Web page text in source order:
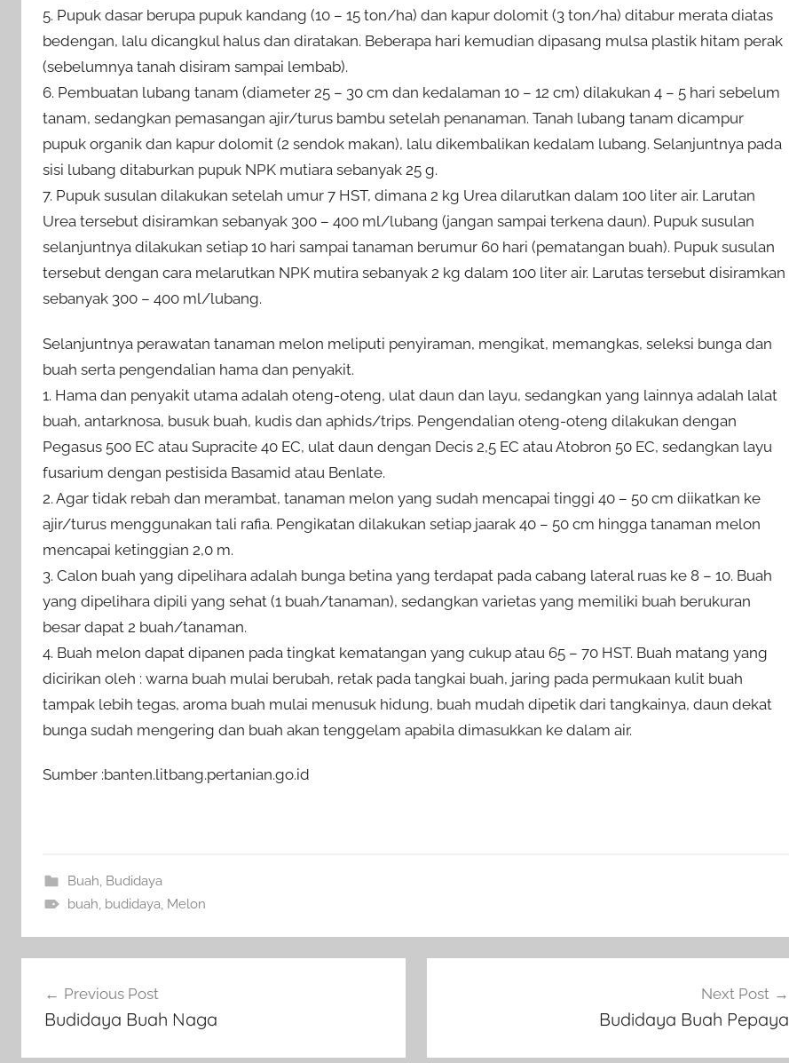
5. Pupuk dasar berupa pupuk kandang (10 – 15 ton/ha) dan kapur dolomit (3 ton/ha) ditabur merata diatas
bedengan, lalu dicangkul halus dan diratakan. Beberapa hari kemudian dipasang mulsa plastik hitam perak
(sebelumnya tanah disiram sampai lembab).
6. Pembuatan lubang tanam (diameter 25 – 30 cm dan kedalaman 10 – 12 cm) dilakukan 4 – 5 hari sebelum
tanam, sedangkan pemasangan ajir/turus bambu setelah penanaman. Tanah lubang tanam dicampur
pupuk organik dan kapur dolomit (2 sendok makan), lalu dikembalikan kedalam lubang. Selanjuntnya pada
sisi lubang ditaburkan pupuk NPK mutiara sebanyak 25 g.
7. Pupuk susulan dilakukan setelah umur 7 HST, dimana 2 kg Urea dilarutkan dalam 100 liter air. Larutan
Urea tersebut disiramkan sebanyak 300 – 400 ml/lubang (jangan sampai terkena daun). Pupuk susulan
selanjuntnya dilakukan setiap 10 hari sampai tanaman berumur 60 hari (pematangan buah). Pupuk susulan
tersebut dengan cara melarutkan NPK mutira sebanyak 2 kg dalam 100 liter air. Larutas tersebut disiramkan
sebanyak 300 – 400 ml/lubang.
Selanjuntnya perawatan tanaman melon meliputi penyiraman, mengikat, memangkas, seleksi bunga dan
buah serta pengendalian hama dan penyakit.
1. Hama dan penyakit utama adalah oteng-oteng, ulat daun dan layu, sedangkan yang lainnya adalah lalat
buah, antarknosa, busuk buah, kudis dan aphids/trips. Pengendalian oteng-oteng dilakukan dengan
Pegasus 500 EC atau Supracite 40 EC, ulat daun dengan Decis 2,5 EC atau Atobron 50 EC, sedangkan layu
fusarium dengan pestisida Basamid atau Benlate.
2. Agar tidak rebah dan merambat, tanaman melon yang sudah mencapai tinggi 40 – 50 cm diikatkan ke
ajir/turus menggunakan tali rafia. Pengikatan dilakukan setiap jaarak 40 – 50 cm hingga tanaman melon
mencapai ketinggian 2,0 m.
3. Calon buah yang dipelihara adalah bunga betina yang terdapat pada cabang lateral ruas ke 8 – 10. Buah
yang dipelihara dipili yang sehat (1 buah/tanaman), sedangkan varietas yang memiliki buah berukuran
besar dapat 2 buah/tanaman.
4. Buah melon dapat dipanen pada tingkat kematangan yang cukup atau 65 – 70 HST. Buah matang yang
dicirikan oleh : warna buah mulai berubah, retak pada tangkai buah, jaring pada permukaan kulit buah
tampak lebih tegas, aroma buah mulai menusuk hidung, buah mudah dipetik dari tangkainya, daun dekat
bunga sudah mengering dan buah akan tenggelam apabila dimasukkan ke dalam air.
Sumber :banten.litbang.pertanian.go.id
Buah, Budidaya
buah, budidaya, Melon
pos Previous Post
Budidaya Buah Naga
Next Post
Budidaya Buah Pepaya